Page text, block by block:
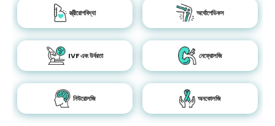
স্ত্রীরোগবিদ্যা অর্থোপেডিকস
IVF এবং উর্বরতা নেফ্রোলজি
নিউরোলজি অনকোলজি